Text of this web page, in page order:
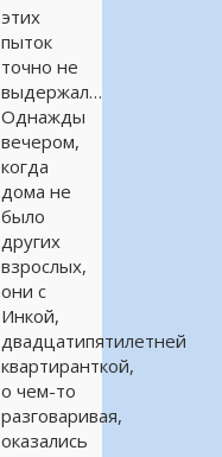
этих
пыток
точно не
выдержал…
Однажды
вечером,
когда
дома не
было
других
взрослых,
они с
Инкой,
двадцатипятилетней
квартиранткой,
о чем-то
разговаривая,
оказались